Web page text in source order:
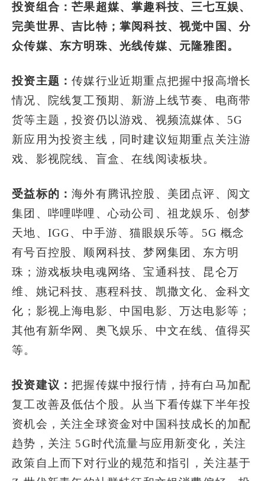
投资组合：芒果超媒、掌趣科技、三七互娱、
完美世界、吉比特；掌阅科技、视觉中国、分
众传媒、东方明珠、光线传媒、元隆雅图。
投资主题：传媒行业近期重点把握中报高增长
情况、院线复工预期、新游上线节奏、电商带
货等主题，投资仍以游戏、视频流媒体、5G
新应用为投资主线，同时建议短期重点关注游
戏、影视院线、盲盒、在线阅读板块。
受益标的：海外有腾讯控股、美团点评、阅文
集团、哔哩哔哩、心动公司、祖龙娱乐、创梦
天地、IGG、中手游、猫眼娱乐等。5G 概念
有号百控股、顺网科技、梦网集团、东方明
珠；游戏板块电魂网络、宝通科技、昆仑万
维、姚记科技、惠程科技、凯撒文化、金科文
化；影视上海电影、中国电影、万达电影等；
其他有新华网、奥飞娱乐、中文在线、值得买
等。
投资建议：把握传媒中报行情，持有白马加配
复工改善及低估个股。从当下看传媒下半年投
资机会，关注全球资金对中国科技成长的加配
趋势，关注 5G时代流量与应用新变化，关注
政策自上而下对行业的规范和指引，关注基于